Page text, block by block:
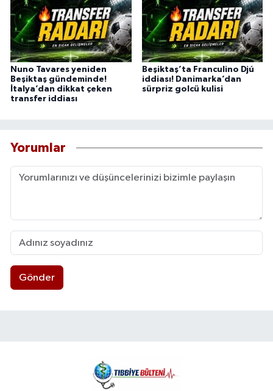
Nuno Tavares yeniden
Beşiktaş gündeminde!
İtalya’dan dikkat çeken
transfer iddiası
Beşiktaş’ta Franculino Djú
iddiası! Danimarka’dan
sürpriz golcü kulisi
Yorumlar
Gönder